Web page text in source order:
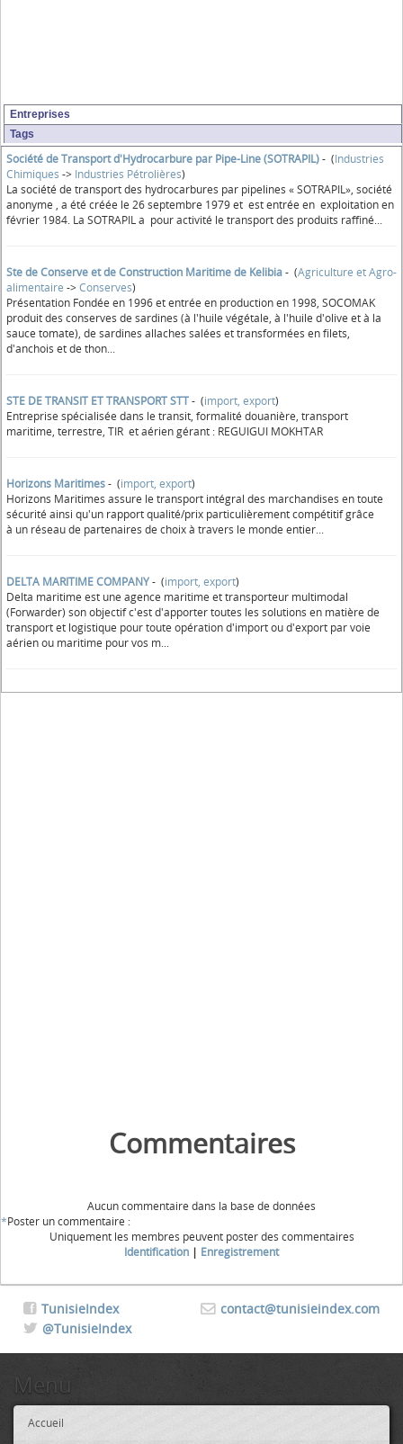
Entreprises
Tags
Société de Transport d'Hydrocarbure par Pipe-Line (SOTRAPIL)- (Industries
Chimiques -> Industries Pétrolières)
La société de transport des hydrocarbures par pipelines « SOTRAPIL», société
anonyme , a été créée le 26 septembre 1979 et est entrée en exploitation en
février 1984. La SOTRAPIL a pour activité le transport des produits raffiné...
Ste de Conserve et de Construction Maritime de Kelibia- (Agriculture et Agro-
alimentaire ->Conserves)
Présentation Fondée en 1996 et entrée en production en 1998, SOCOMAK
produit des conserves de sardines (à l'huile végétale, à l'huile d'olive et à la
sauce tomate), de sardines allaches salées et transformées en filets,
d'anchois et de thon...
STE DE TRANSIT ET TRANSPORT STT- (import, export)
Entreprise spécialisée dans le transit, formalité douanière, transport
maritime, terrestre, TIR et aérien gérant : REGUIGUI MOKHTAR
Horizons Maritimes- (import, export)
Horizons Maritimes assure le transport intégral des marchandises en toute
sécurité ainsi qu'un rapport qualité/prix particulièrement compétitif grâce
à un réseau de partenaires de choix à travers le monde entier...
DELTA MARITIME COMPANY- (import, export)
Delta maritime est une agence maritime et transporteur multimodal
(Forwarder) son objectif c'est d'apporter toutes les solutions en matière de
transport et logistique pour toute opération d'import ou d'export par voie
aérien ou maritime pour vos m...
Commentaires
Aucun commentaire dans la base de données
*Poster un commentaire :
Uniquement les membres peuvent poster des commentaires
Identification | Enregistrement
contact@tunisieindex.com
TunisieIndex
@TunisieIndex
Menu
Accueil